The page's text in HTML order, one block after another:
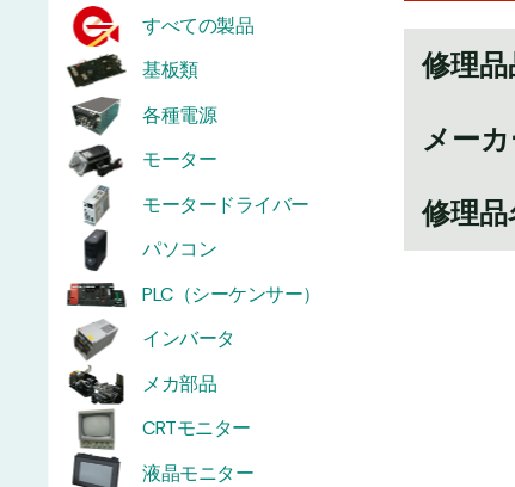
すべての製品
基板類
各種電源
モーター
モータードライバー
パソコン
PLC（シーケンサー）
インバータ
メカ部品
CRTモニター
液晶モニター
修理
メー
修理品